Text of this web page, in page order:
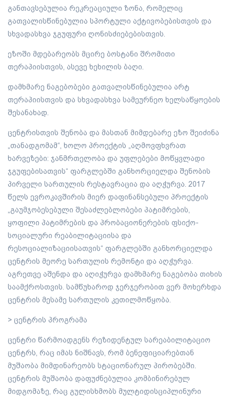
განთავსებულია რეკრეაციული ზონა, რომელიც
გათვალისწინებულია სპორტული აქტივობებისთვის და
სხვადასხვა ჯგუფური ღონისძიებებისთვის.
ეზოში მდებარეობს მცირე ბოსტანი შრომითი
თერაპიისთვის, ასევე ხეხილის ბაღი.
დამხმარე ნაგებობები გათვალისწინებულია არტ
თერაპიისთვის და სხვადასხვა სამეურნეო ხელსაწყოების
შესანახად.
ცენტრისთვის შენობა და მასთან მიმდებარე ეზო შეიძინა
„თანადგომამ“, ხოლო პროექტის „აღმოვფხვრათ
ხარვეზები: ჯანმრთელობა და უფლებები მოწყვლადი
ჯგუფებისათვის“ ფარგლებში განხორციელდა შენობის
პირველი სართულის რესტავრაცია და აღჭურვა. 2017
წელს ევროკავშირის მიერ დაფინანსებული პროექტის
„გაუმჯობესებული შესაძლებლობები პატიმრების,
ყოფილი პატიმრების და პრობაციონერების ფსიქო-
სოციალური რეაბილიტაციისა და
რესოციალიზაციისათვის“ ფარგლებში განხორციელდა
ცენტრის მეორე სართულის რემონტი და აღჭურვა.
აგრეთვე აშენდა და აღიჭურვა დამხმარე ნაგებობა თიხის
საამქროსთვის. სამწუხაროდ ჯერჯერობით ვერ მოხერხდა
ცენტრის მესამე სართულის კეთილმოწყობა.
> ცენტრის პროგრამა
ცენტრი წარმოადგენს რეზიდენტულ სარეაბილიტაციო
ცენტრს, რაც იმას ნიშნავს, რომ ბენეფიციარებთან
მუშაობა მიმდინარეობს სტაციონარულ პირობებში.
ცენტრის მუშაობა დაფუძნებულია კომბინირებულ
მიდგომაზე, რაც გულისხმობს მულტიდისციპლინური